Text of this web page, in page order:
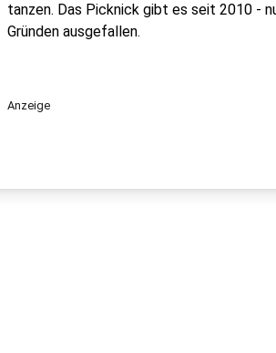
tanzen. Das Picknick gibt es seit 2010 -
Gründen ausgefallen.
Anzeige